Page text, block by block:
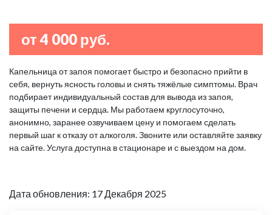
от 4 000 руб.
Капельница от запоя помогает быстро и безопасно прийти в
себя, вернуть ясность головы и снять тяжёлые симптомы. Врач
подбирает индивидуальный состав для вывода из запоя,
защиты печени и сердца. Мы работаем круглосуточно,
анонимно, заранее озвучиваем цену и помогаем сделать
первый шаг к отказу от алкоголя. Звоните или оставляйте заявку
на сайте. Услуга доступна в стационаре и с выездом на дом.
Дата обновления: 17 Декабря 2025